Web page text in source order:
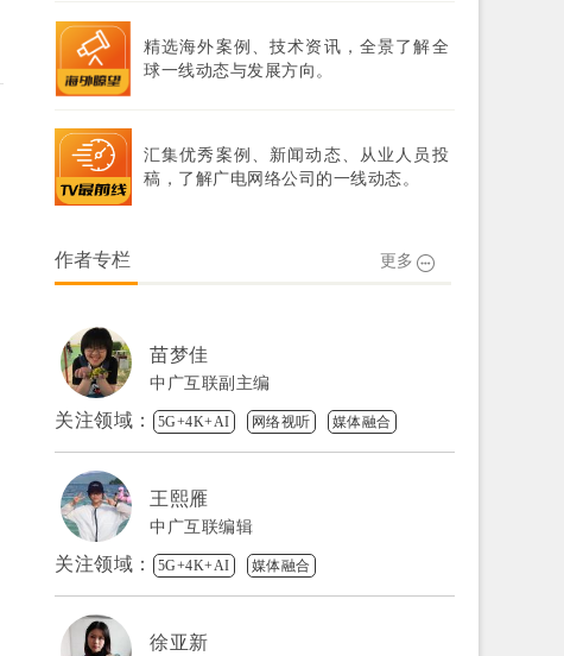
精选海外案例、技术资讯，全景了解全
球一线动态与发展方向。
汇集优秀案例、新闻动态、从业人员投
稿，了解广电网络公司的一线动态。
作者专栏 更多
苗梦佳
中广互联副主编
关注领域： 5G+4K+AI 网络视听 媒体融合
王熙雁
中广互联编辑
关注领域： 5G+4K+AI 媒体融合
徐亚新